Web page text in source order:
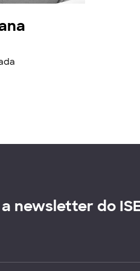
newsletter do